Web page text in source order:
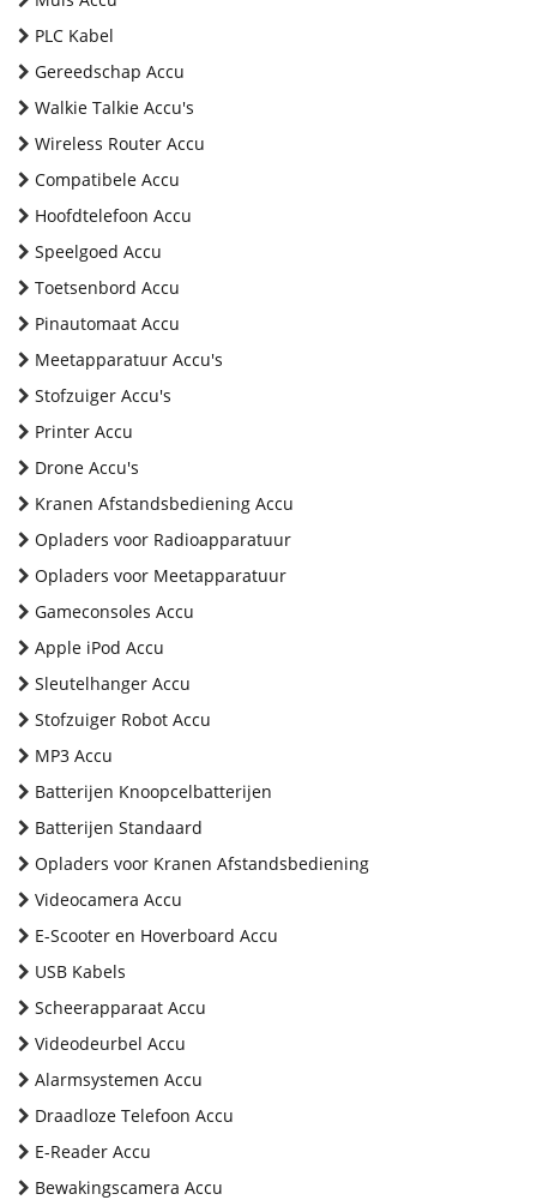
PLC Kabel
Gereedschap Accu
Walkie Talkie Accu's
Wireless Router Accu
Compatibele Accu
Hoofdtelefoon Accu
Speelgoed Accu
Toetsenbord Accu
Pinautomaat Accu
Meetapparatuur Accu's
Stofzuiger Accu's
Printer Accu
Drone Accu's
Kranen Afstandsbediening Accu
Opladers voor Radioapparatuur
Opladers voor Meetapparatuur
Gameconsoles Accu
Apple iPod Accu
Sleutelhanger Accu
Stofzuiger Robot Accu
MP3 Accu
Batterijen Knoopcelbatterijen
Batterijen Standaard
Opladers voor Kranen Afstandsbediening
Videocamera Accu
E-Scooter en Hoverboard Accu
USB Kabels
Scheerapparaat Accu
Videodeurbel Accu
Alarmsystemen Accu
Draadloze Telefoon Accu
E-Reader Accu
Bewakingscamera Accu